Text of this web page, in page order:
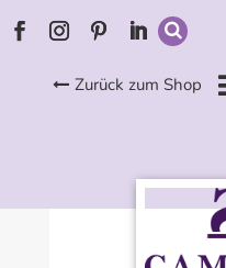
Zurück zum Shop